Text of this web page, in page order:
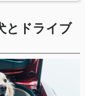
とドライブ